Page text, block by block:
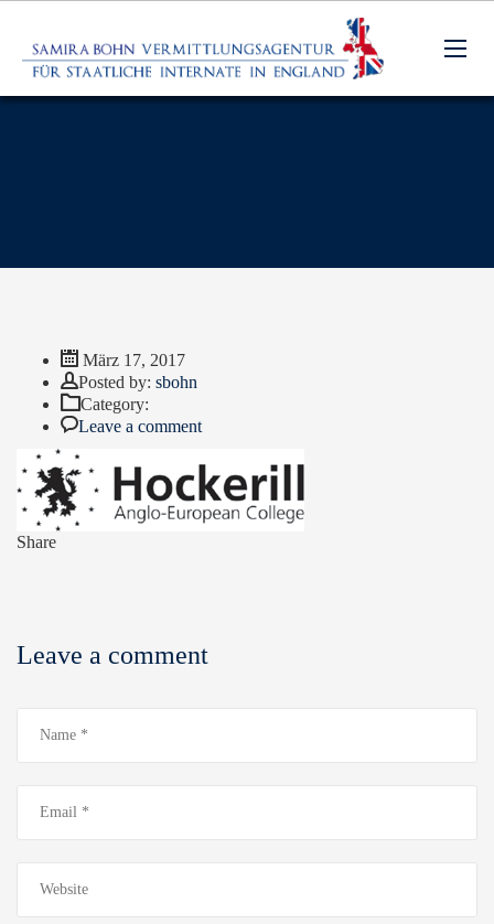
März 17, 2017
Posted by: Author
sbohn
Category:
Leave a comment
Share
Leave a comment